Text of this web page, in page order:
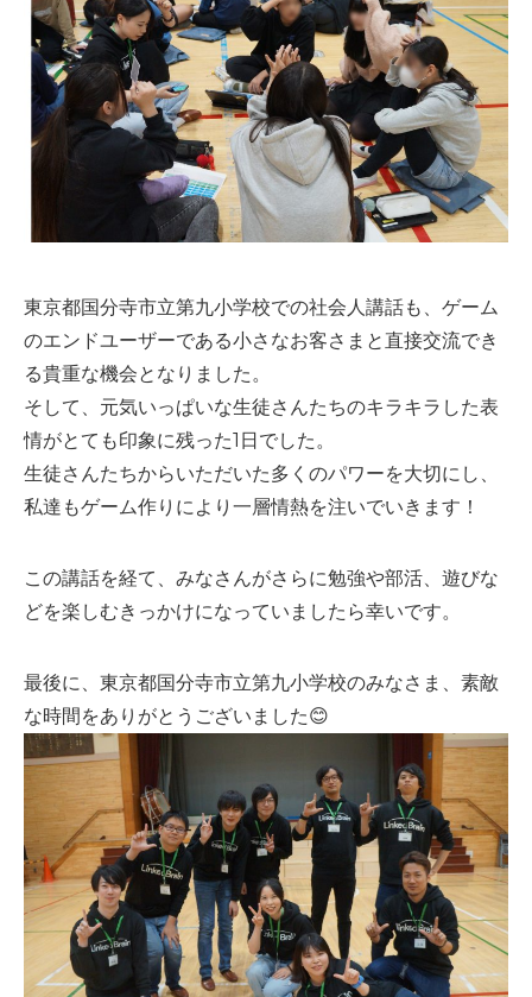
東京都国分寺市立第九小学校での社会人講話も、ゲーム
のエンドユーザーである小さなお客さまと直接交流でき
る貴重な機会となりました。
そして、元気いっぱいな生徒さんたちのキラキラした表
情がとても印象に残った1日でした。
生徒さんたちからいただいた多くのパワーを大切にし、
私達もゲーム作りにより一層情熱を注いでいきます！
この講話を経て、みなさんがさらに勉強や部活、遊びな
どを楽しむきっかけになっていましたら幸いです。
最後に、東京都国分寺市立第九小学校のみなさま、素敵
な時間をありがとうございました😊